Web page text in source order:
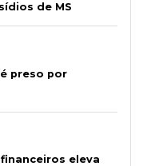
de MS
preso por
eleva